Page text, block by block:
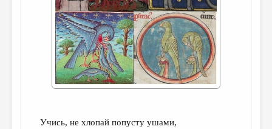
КОНКУРСЫ
ДЕТСКАЯ КОМНАТА
КНИЖНАЯ ПОЛКА
ОБЗОР ЛИТЕРАТУРЫ
ОБЪЯВЛЕНИЯ
Учись, не хлопай попусту ушами,